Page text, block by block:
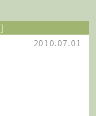
2010.07.01